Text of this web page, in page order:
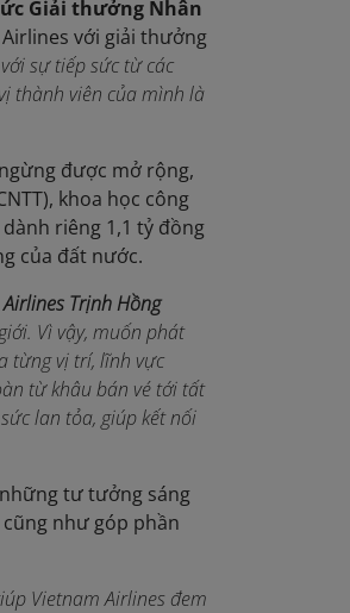
Giải thưởng Nhân
với giải thưởng
sự tiếp sức từ các
thành viên của mình là
được mở rộng,
khoa học công
riêng 1,1 tỷ đồng
của đất nước.
Trịnh Hồng
Vì vậy, muốn phát
từng vị trí, lĩnh vực
từ khâu bán vé tới tất
lan tỏa, giúp kết nối
tư tưởng sáng
như góp phần
Vietnam Airlines đem